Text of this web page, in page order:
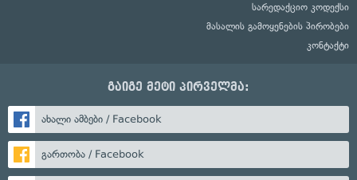
სარედაქციო კოდექსი
მასალის გამოყენების პირობები
კონტაქტი
გაიგე მეტი პირველმა:
ახალი ამბები / Facebook
გართობა / Facebook